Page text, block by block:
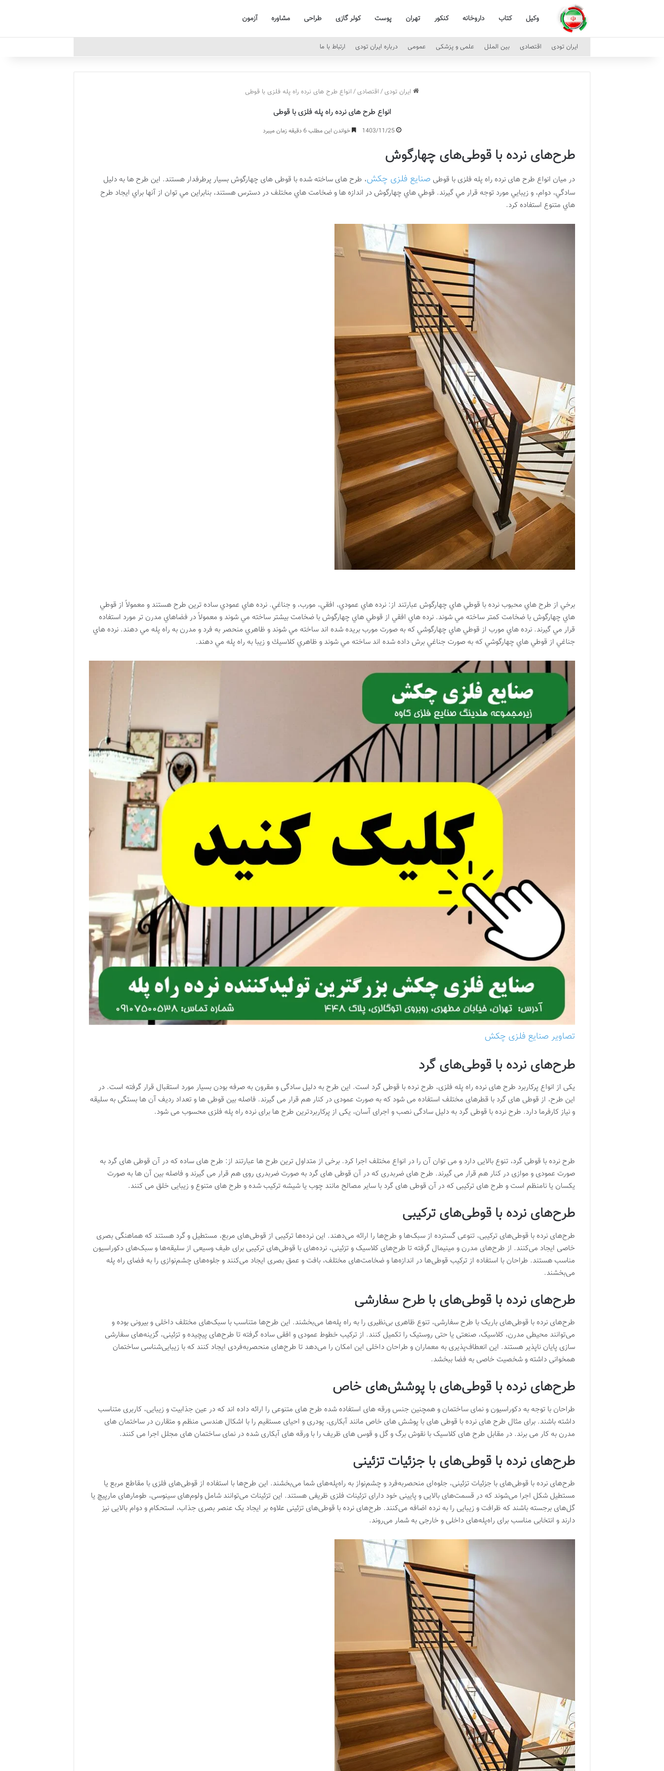
وکیل کتاب داروخانه کنکور تهران پوست کولر گازی طراحی مشاوره آزمون
ایران تودی اقتصادی بین الملل علمی و پزشکی عمومی درباره ایران تودی ارتباط با ما
ایران تودی / اقتصادی / انواع طرح های نرده راه پله فلزی با قوطی
انواع طرح های نرده راه پله فلزی با قوطی
1403/11/25 خواندن این مطلب 6 دقیقه زمان میبرد
طرح‌های نرده با قوطی‌های چهارگوش
در ميان انواع طرح های نرده راه پله فلزی با قوطی صنایع فلزی چکش، طرح های ساخته شده با قوطی های چهارگوش بسيار پرطرفدار هستند. اين طرح ها به دليل
سادگي، دوام، و زيبايي مورد توجه قرار مي گيرند. قوطي هاي چهارگوش در اندازه ها و ضخامت هاي مختلف در دسترس هستند، بنابراين مي توان از آنها براي ايجاد طرح
هاي متنوع استفاده كرد.
برخي از طرح هاي محبوب نرده با قوطي هاي چهارگوش عبارتند از: نرده هاي عمودي، افقي، مورب، و جناغي. نرده هاي عمودي ساده ترين طرح هستند و معمولاً از قوطي
هاي چهارگوش با ضخامت كمتر ساخته مي شوند. نرده هاي افقي از قوطي هاي چهارگوش با ضخامت بيشتر ساخته مي شوند و معمولاً در فضاهاي مدرن تر مورد استفاده
قرار مي گيرند. نرده هاي مورب از قوطي هاي چهارگوشي كه به صورت مورب بريده شده اند ساخته مي شوند و ظاهري منحصر به فرد و مدرن به راه پله مي دهند. نرده هاي
جناغي از قوطي هاي چهارگوشي كه به صورت جناغي برش داده شده اند ساخته مي شوند و ظاهري كلاسيك و زيبا به راه پله مي دهند.
تصاویر صنایع فلزی چکش
طرح‌های نرده با قوطی‌های گرد
یکی از انواع پرکاربرد طرح های نرده راه پله فلزی، طرح نرده با قوطی گرد است. این طرح به دلیل سادگی و مقرون به صرفه بودن بسیار مورد استقبال قرار گرفته است. در
این طرح، از قوطی های گرد با قطرهای مختلف استفاده می شود که به صورت عمودی در کنار هم قرار می گیرند. فاصله بین قوطی ها و تعداد ردیف آن ها بستگی به سلیقه
و نیاز کارفرما دارد. طرح نرده با قوطی گرد به دلیل سادگی نصب و اجرای آسان، یکی از پرکاربردترین طرح ها برای نرده راه پله فلزی محسوب می شود.
طرح نرده با قوطی گرد، تنوع بالایی دارد و می توان آن را در انواع مختلف اجرا کرد. برخی از متداول ترین طرح ها عبارتند از: طرح های ساده که در آن قوطی های گرد به
صورت عمودی و موازی در کنار هم قرار می گیرند. طرح های ضربدری که در آن قوطی های گرد به صورت ضربدری روی هم قرار می گیرند و فاصله بین آن ها به صورت
یکسان یا نامنظم است و طرح های ترکیبی که در آن قوطی های گرد با سایر مصالح مانند چوب یا شیشه ترکیب شده و طرح های متنوع و زیبایی خلق می کنند.
طرح‌های نرده با قوطی‌های ترکیبی
طرح‌های نرده با قوطی‌های ترکیبی، تنوعی گسترده از سبک‌ها و طرح‌ها را ارائه می‌دهند. این نرده‌ها ترکیبی از قوطی‌های مربع، مستطیل و گرد هستند که هماهنگی بصری
خاصی ایجاد می‌کنند. از طرح‌های مدرن و مینیمال گرفته تا طرح‌های کلاسیک و تزئینی، نرده‌های با قوطی‌های ترکیبی برای طیف وسیعی از سلیقه‌ها و سبک‌های دکوراسیون
مناسب هستند. طراحان با استفاده از ترکیب قوطی‌ها در اندازه‌ها و ضخامت‌های مختلف، بافت و عمق بصری ایجاد می‌کنند و جلوه‌های چشم‌نوازی را به فضای راه پله
می‌بخشند.
طرح‌های نرده با قوطی‌های با طرح سفارشی
طرح‌های نرده با قوطی‌های باریک با طرح سفارشی، تنوع ظاهری بی‌نظیری را به راه پله‌ها می‌بخشند. این طرح‌ها متناسب با سبک‌های مختلف داخلی و بیرونی بوده و
می‌توانند محیطی مدرن، کلاسیک، صنعتی یا حتی روستیک را تکمیل کنند. از ترکیب خطوط عمودی و افقی ساده گرفته تا طرح‌های پیچیده و تزئینی، گزینه‌های سفارشی
سازی پایان ناپذیر هستند. این انعطاف‌پذیری به معماران و طراحان داخلی این امکان را می‌دهد تا طرح‌های منحصربه‌فردی ایجاد کنند که با زیبایی‌شناسی ساختمان
همخوانی داشته و شخصیت خاصی به فضا ببخشد.
طرح‌های نرده با قوطی‌های با پوشش‌های خاص
طراحان با توجه به دکوراسیون و نمای ساختمان و همچنین جنس ورقه های استفاده شده طرح های متنوعی را ارائه داده اند که در عین جذابیت و زیبایی، کاربری متناسب
داشته باشند. برای مثال طرح های نرده با قوطی های با پوشش های خاص مانند آبکاری، پودری و احیای مستقیم را با اشکال هندسی منظم و متقارن در ساختمان های
مدرن به کار می برند. در مقابل طرح های کلاسیک با نقوش برگ و گل و قوس های ظریف را با ورقه های آبکاری شده در نمای ساختمان های مجلل اجرا می کنند.
طرح‌های نرده با قوطی‌های با جزئیات تزئینی
طرح‌های نرده با قوطی‌های با جزئیات تزئینی، جلوه‌ای منحصربه‌فرد و چشم‌نواز به راه‌پله‌های شما می‌بخشند. این طرح‌ها با استفاده از قوطی‌های فلزی با مقاطع مربع یا
مستطیل شکل اجرا می‌شوند که در قسمت‌های بالایی و پایینی خود دارای تزئینات فلزی ظریفی هستند. این تزئینات می‌توانند شامل ولوم‌های سینوسی، طومارهای مارپیچ یا
گل‌های برجسته باشند که ظرافت و زیبایی را به نرده‌ اضافه می‌کنند. طرح‌های نرده با قوطی‌های تزئینی علاوه بر ایجاد یک عنصر بصری جذاب، استحکام و دوام بالایی نیز
دارند و انتخابی مناسب برای راه‌پله‌های داخلی و خارجی به شمار می‌روند.